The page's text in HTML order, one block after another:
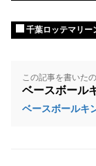
千葉ロッテマリー
この記事を書いた
ベースボール
ベースボールキ